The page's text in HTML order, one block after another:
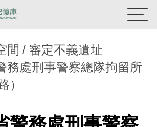
和 李舜治 鹿窟事件
安康接待室
殼畫
間
審定不義遺址
務處刑事警察總隊拘留所
）